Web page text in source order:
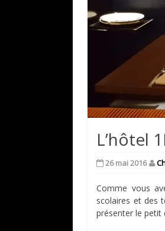
L’hôtel
26 mai 2016
Comme vous
scolaires et des
présenter le petit